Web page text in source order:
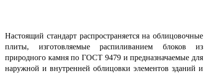
Настоящий стандарт распространяется на облицовочные
плиты, изготовляемые распиливанием блоков из
природного камня по ГОСТ 9479 и предназначаемые для
наружной и внутренней облицовки элементов зданий и